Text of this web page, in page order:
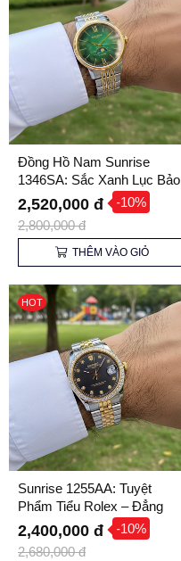
Đồng Hồ Nam Sunrise
1346SA: Sắc Xanh Lục Bảo
Đẳng Cấp & Sang Trọng
2,520,000 đ -10%
2,800,000 đ
THÊM VÀO GIỎ
HOT
Sunrise 1255AA: Tuyệt
Phẩm Tiểu Rolex – Đẳng
Cấp Quý Ông Thành Đạt
2,400,000 đ -10%
2,680,000 đ